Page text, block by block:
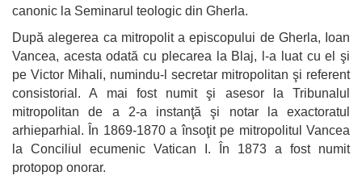
canonic la Seminarul teologic din Gherla.
După alegerea ca mitropolit a episcopului de Gherla, Ioan
Vancea, acesta odată cu plecarea la Blaj, l-a luat cu el şi
pe Victor Mihali, numindu-l secretar mitropolitan şi referent
consistorial. A mai fost numit şi asesor la Tribunalul
mitropolitan de a 2-a instanţă şi notar la exactoratul
arhieparhial. În 1869-1870 a însoţit pe mitropolitul Vancea
la Conciliul ecumenic Vatican I. În 1873 a fost numit
protopop onorar.